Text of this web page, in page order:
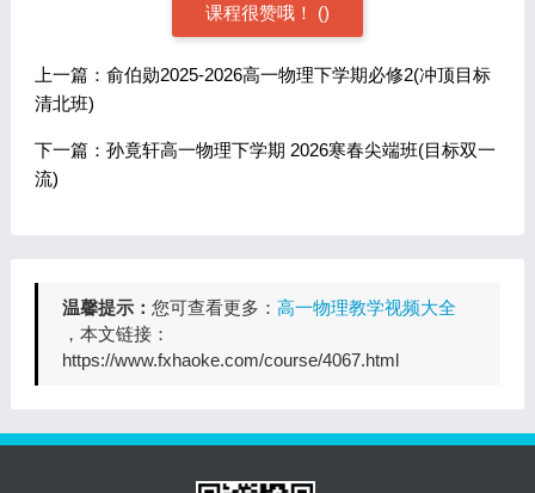
课程很赞哦！ ()
上一篇：俞伯勋2025-2026高一物理下学期必修2(冲顶目标
清北班)
下一篇：孙竟轩高一物理下学期 2026寒春尖端班(目标双一
流)
温馨提示： 您可查看更多： 高一物理教学视频大全
，本文链接：
https://www.fxhaoke.com/course/4067.html